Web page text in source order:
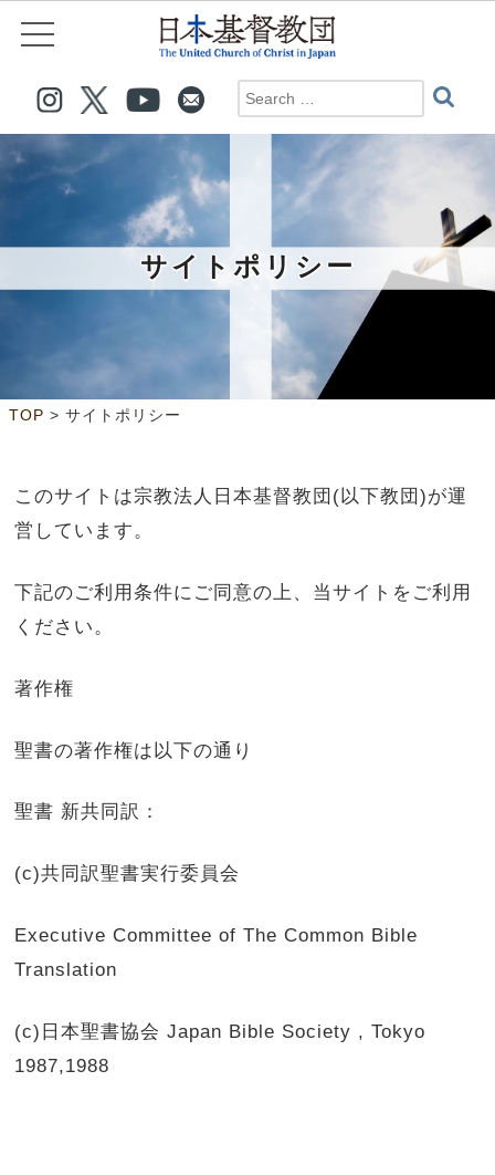
サイトポリシー
TOP > サイトポリシー
このサイトは宗教法人日本基督教団(以下教団)が運
営しています。
下記のご利用条件にご同意の上、当サイトをご利用
ください。
著作権
聖書の著作権は以下の通り
聖書 新共同訳：
(c)共同訳聖書実行委員会
Executive Committee of The Common Bible
Translation
(c)日本聖書協会 Japan Bible Society , Tokyo
1987,1988